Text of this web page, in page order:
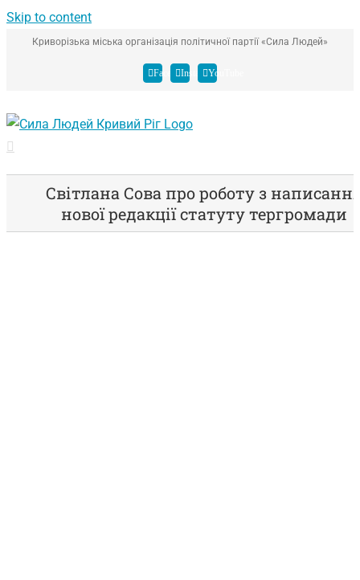
Skip to content
Криворізька міська організація політичної партії «Сила Людей»
FacebookInstagramYouTube
Світлана Сова про роботу з
нової редакції статуту тергромади